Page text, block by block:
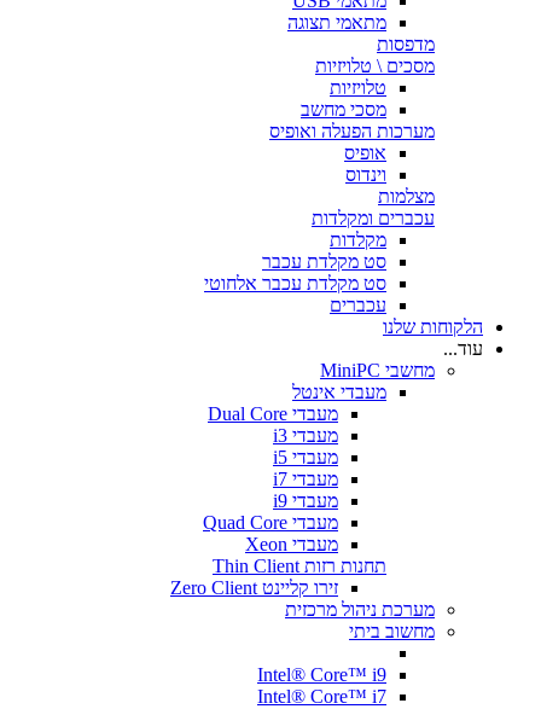
מתאמי תצוגה
מדפסות
מסכים \ טלויזיות
טלויזיות
מסכי מחשב
מערכות הפעלה ואופיס
אופיס
וינדוס
מצלמות
עכברים ומקלדות
מקלדות
סט מקלדת עכבר
סט מקלדת עכבר אלחוטי
עכברים
הלקוחות שלנו
עוד...
מחשבי MiniPC
מעבדי אינטל
מעבדי Dual Core
מעבדי i3
מעבדי i5
מעבדי i7
מעבדי i9
מעבדי Quad Core
מעבדי Xeon
תחנות רזות Thin Client
זירו קליינט Zero Client
מערכת ניהול מרכזית
מחשוב ביתי
Intel® Core™ i9
Intel® Core™ i7